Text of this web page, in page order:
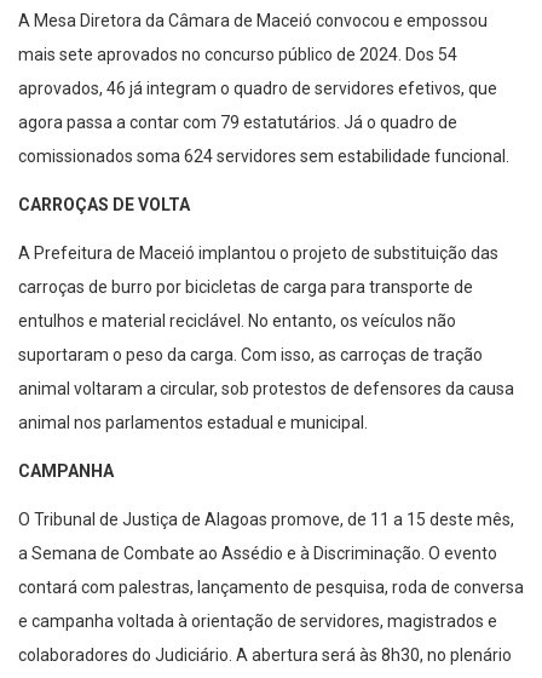
A Mesa Diretora da Câmara de Maceió convocou e empossou
mais sete aprovados no concurso público de 2024. Dos 54
aprovados, 46 já integram o quadro de servidores efetivos, que
agora passa a contar com 79 estatutários. Já o quadro de
comissionados soma 624 servidores sem estabilidade funcional.
CARROÇAS DE VOLTA
A Prefeitura de Maceió implantou o projeto de substituição das
carroças de burro por bicicletas de carga para transporte de
entulhos e material reciclável. No entanto, os veículos não
suportaram o peso da carga. Com isso, as carroças de tração
animal voltaram a circular, sob protestos de defensores da causa
animal nos parlamentos estadual e municipal.
CAMPANHA
O Tribunal de Justiça de Alagoas promove, de 11 a 15 deste mês,
a Semana de Combate ao Assédio e à Discriminação. O evento
contará com palestras, lançamento de pesquisa, roda de conversa
e campanha voltada à orientação de servidores, magistrados e
colaboradores do Judiciário. A abertura será às 8h30, no plenário